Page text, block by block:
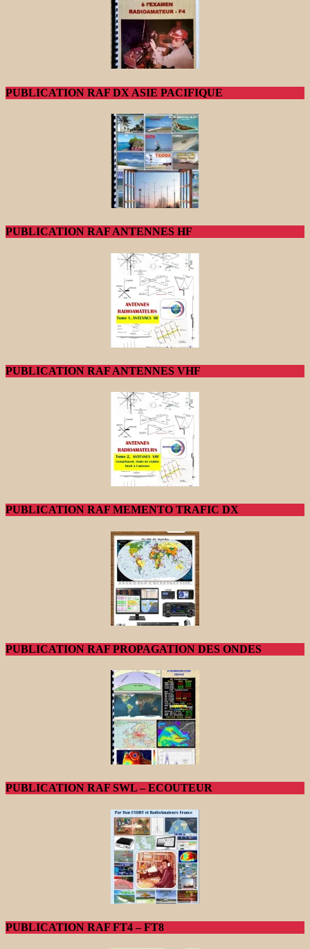
PUBLICATION RAF DX ASIE PACIFIQUE
PUBLICATION RAF ANTENNES HF
PUBLICATION RAF ANTENNES VHF
PUBLICATION RAF MEMENTO TRAFIC DX
PUBLICATION RAF PROPAGATION DES ONDES
PUBLICATION RAF SWL – ECOUTEUR
PUBLICATION RAF FT4 – FT8